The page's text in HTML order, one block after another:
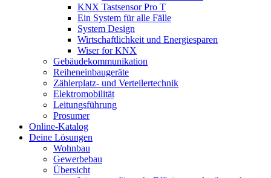
KNX Tastsensor Pro T
Ein System für alle Fälle
System Design
Wirtschaftlichkeit und Energiesparen
Wiser for KNX
Gebäudekommunikation
Reiheneinbaugeräte
Zählerplatz- und Verteilertechnik
Elektromobilität
Leitungsführung
Prosumer
Online-Katalog
Deine Lösungen
Wohnbau
Gewerbebau
Übersicht